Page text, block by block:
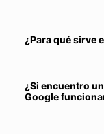
¿Para qué sirve
¿Si encuentro
Google